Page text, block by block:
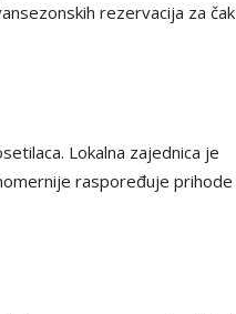
rezervacija za čak
Lokalna zajednica je
raspoređuje prihode